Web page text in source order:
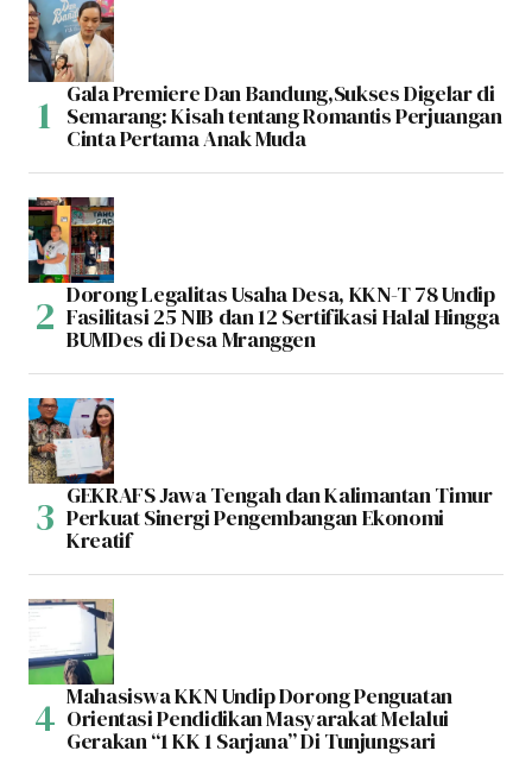
Gala Premiere Dan Bandung,Sukses Digelar di
Semarang: Kisah tentang Romantis Perjuangan
Cinta Pertama Anak Muda
Dorong Legalitas Usaha Desa, KKN-T 78 Undip
Fasilitasi 25 NIB dan 12 Sertifikasi Halal Hingga
BUMDes di Desa Mranggen
GEKRAFS Jawa Tengah dan Kalimantan Timur
Perkuat Sinergi Pengembangan Ekonomi
Kreatif
Mahasiswa KKN Undip Dorong Penguatan
Orientasi Pendidikan Masyarakat Melalui
Gerakan “1 KK 1 Sarjana” Di Tunjungsari